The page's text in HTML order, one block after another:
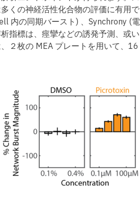
くの神経活性化合物の評価に有用で
内の同期バースト) 、Synchrony (電
指標は、痙攣などの誘発予測、或い
２枚の MEA プレートを用いて、16